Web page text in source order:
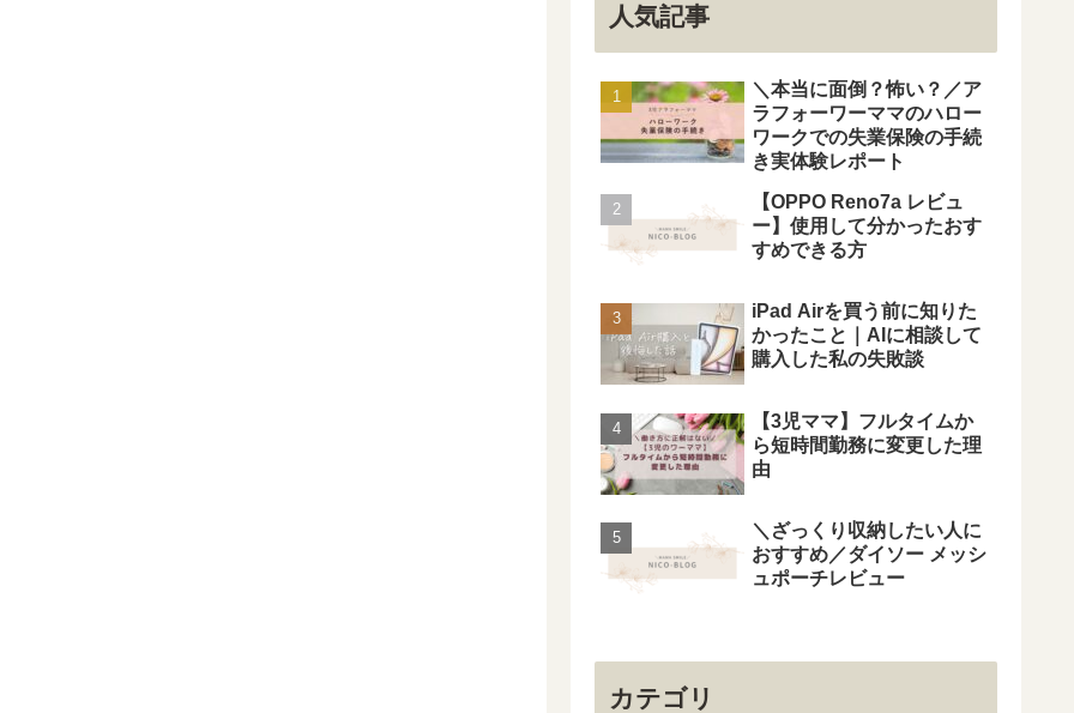
人気記事
＼本当に面倒？怖い？／ア
ラフォーワーママのハロー
ワークでの失業保険の手続
き実体験レポート
【OPPO Reno7a レビュ
ー】使用して分かったおす
すめできる方
iPad Airを買う前に知りた
かったこと｜AIに相談して
購入した私の失敗談
【3児ママ】フルタイムか
ら短時間勤務に変更した理
由
＼ざっくり収納したい人に
おすすめ／ダイソー メッシ
ュポーチレビュー
カテゴリ